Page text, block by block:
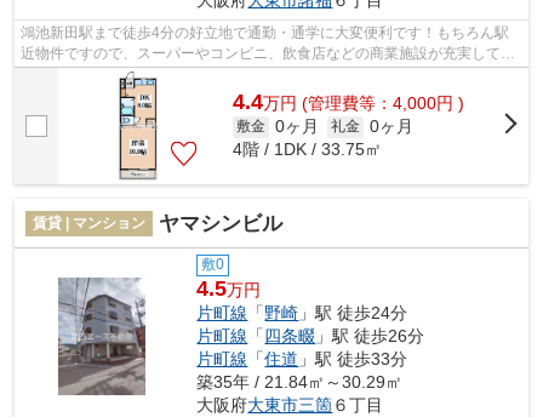
鴻池新田駅まで徒歩4分の好立地で通勤・通学に大変便利です！もちろん駅
近物件ですので、スーパーやコンビニ、飲食店などの商業施設が充実してお
ります！また、バイク駐車可能！車利用...
4.4万円 (管理費等：4,000円 )
敷金 0ヶ月 礼金 0ヶ月
4階 / 1DK / 33.75㎡
賃貸 | マンション ヤマシンビル
敷0
4.5万円
片町線 「野崎 」駅 徒歩24分
片町線 「四条畷 」駅 徒歩26分
片町線 「住道 」駅 徒歩33分
築35年 / 21.84㎡～30.29㎡
大阪府大東市三箇６丁目